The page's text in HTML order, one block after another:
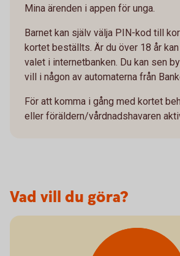
Mina ärenden i appen för unga.
Barnet kan själv välja PIN-kod till
kortet beställts. Är du över 18 år
valet i internetbanken. Du kan sen
vill i någon av automaterna från
För att komma i gång med kortet
eller föräldern/vårdnadshavaren
Vad vill du göra?